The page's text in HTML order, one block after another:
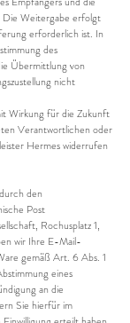
Die Weitergabe erfolgt
erforderlich ist. In
des
Übermittlung von
nicht
Wirkung für die Zukunft
Verantwortlichen oder
Hermes widerrufen
den
Post
Rochusplatz 1,
wir Ihre E-Mail-
gemäß Art. 6 Abs. 1
eines
an die
Sie hierfür im